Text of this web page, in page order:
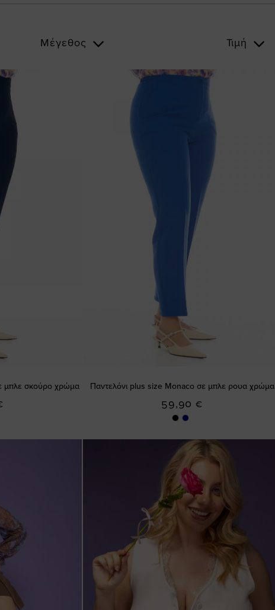
Μέγεθος Τιμή
μπλε σκούρο χρώμα Παντελόνι plus size Monaco σε μπλε ρουα χρώμα
59,90 €